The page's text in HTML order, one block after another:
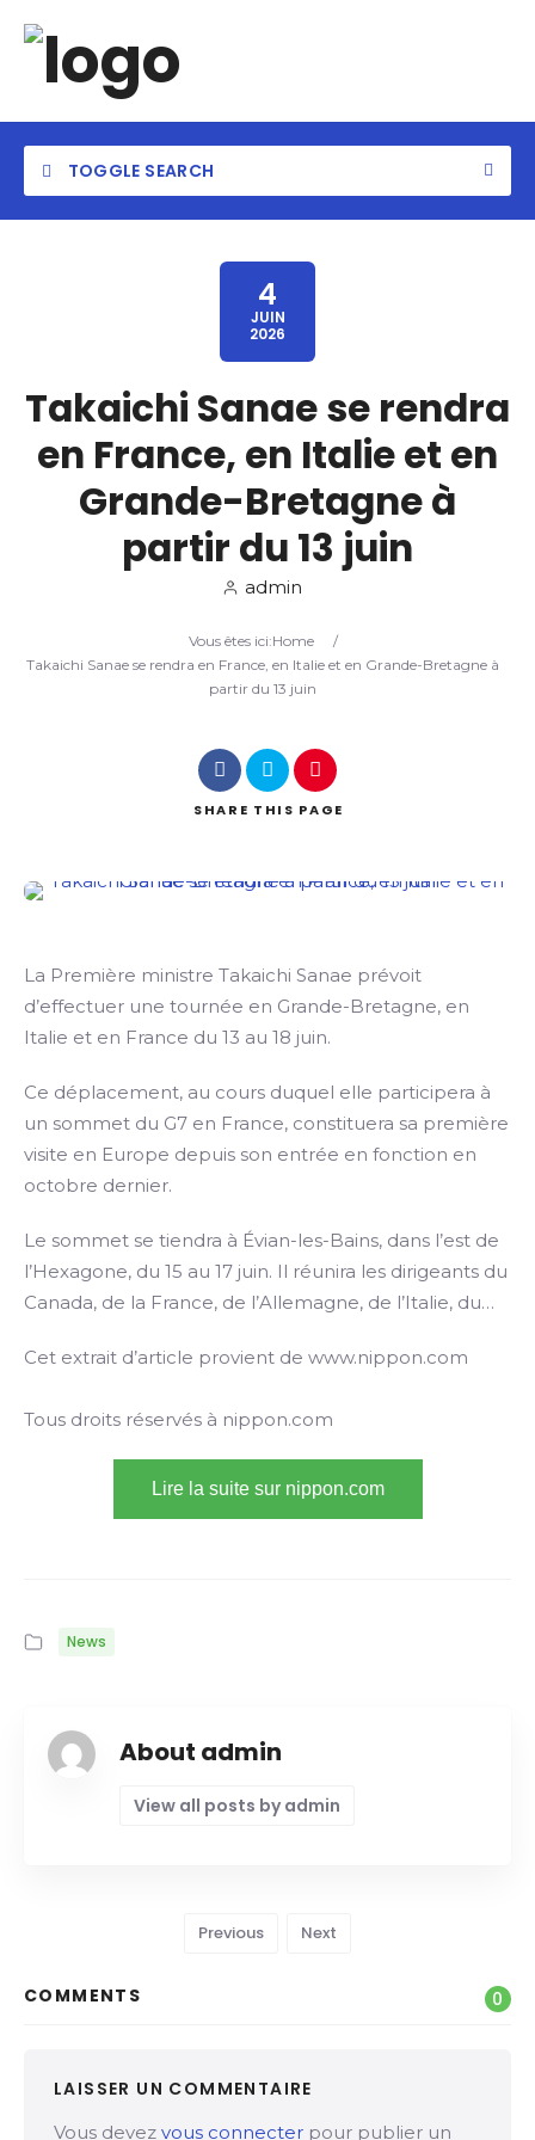
TOGGLE SEARCH
4
JUIN
2026
Takaichi Sanae se rendra
en France, en Italie et en
Grande-Bretagne à
partir du 13 juin
admin
Vous êtes ici:Home
/
Takaichi Sanae se rendra en France, en Italie et en Grande-Bretagne à
partir du 13 juin
SHARE THIS PAGE
La Première ministre Takaichi Sanae prévoit
d’effectuer une tournée en Grande-Bretagne, en
Italie et en France du 13 au 18 juin.
Ce déplacement, au cours duquel elle participera à
un sommet du G7 en France, constituera sa première
visite en Europe depuis son entrée en fonction en
octobre dernier.
Le sommet se tiendra à Évian-les-Bains, dans l’est de
l’Hexagone, du 15 au 17 juin. Il réunira les dirigeants du
Canada, de la France, de l’Allemagne, de l’Italie, du…
Cet extrait d’article provient de www.nippon.com
Tous droits réservés à nippon.com
Lire la suite sur nippon.com
News
About admin
View all posts by admin
Previous Next
COMMENTS 0
LAISSER UN COMMENTAIRE
Vous devez vous connecter pour publier un